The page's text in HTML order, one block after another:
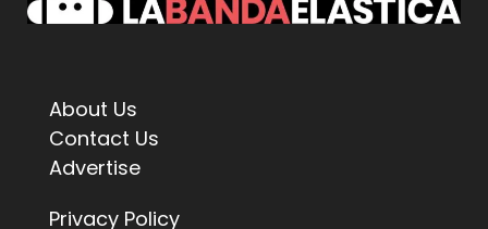
About Us
Contact Us
Advertise
Privacy Policy